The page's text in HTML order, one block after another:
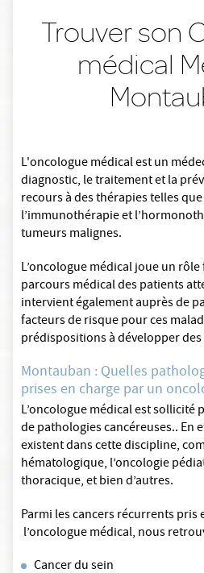
Trouver son
médical
L'oncologue médical est un
diagnostic, le traitement et la
recours à des thérapies telles
l’immunothérapie et
tumeurs malignes.
L’oncologue médical joue un
parcours médical des patients
intervient également auprès de
facteurs de risque pour ces
prédispositions à développer
Montauban : Quelles
prises en charge par un
L’oncologue médical est
de pathologies cancéreuses.. En
existent dans cette discipline,
hématologique, l’oncologie
thoracique, et bien d’autres.
Parmi les cancers récurrents pris
l’oncologue médical, nous
Cancer du sein